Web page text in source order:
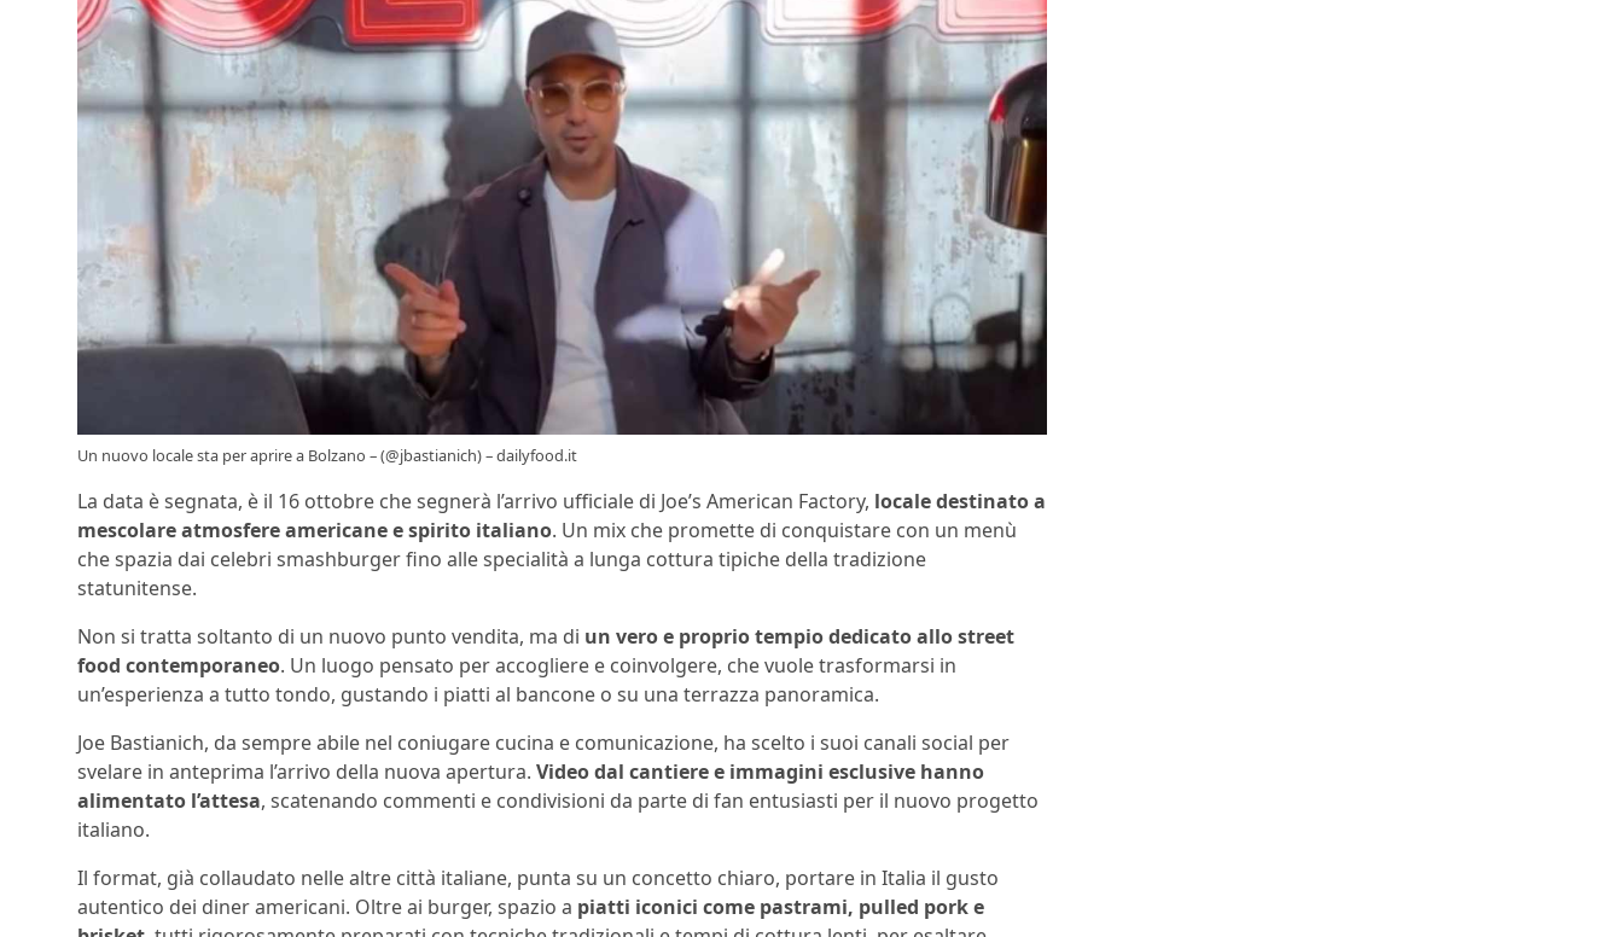
Un nuovo locale sta per aprire a Bolzano – (@jbastianich) – dailyfood.it
La data è segnata, è il 16 ottobre che segnerà l’arrivo ufficiale di Joe’s American Factory, locale destinato a
mescolare atmosfere americane e spirito italiano. Un mix che promette di conquistare con un menù
che spazia dai celebri smashburger fino alle specialità a lunga cottura tipiche della tradizione
statunitense.
Non si tratta soltanto di un nuovo punto vendita, ma di un vero e proprio tempio dedicato allo street
food contemporaneo. Un luogo pensato per accogliere e coinvolgere, che vuole trasformarsi in
un’esperienza a tutto tondo, gustando i piatti al bancone o su una terrazza panoramica.
Joe Bastianich, da sempre abile nel coniugare cucina e comunicazione, ha scelto i suoi canali social per
svelare in anteprima l’arrivo della nuova apertura. Video dal cantiere e immagini esclusive hanno
alimentato l’attesa, scatenando commenti e condivisioni da parte di fan entusiasti per il nuovo progetto
italiano.
Il format, già collaudato nelle altre città italiane, punta su un concetto chiaro, portare in Italia il gusto
autentico dei diner americani. Oltre ai burger, spazio a piatti iconici come pastrami, pulled pork e